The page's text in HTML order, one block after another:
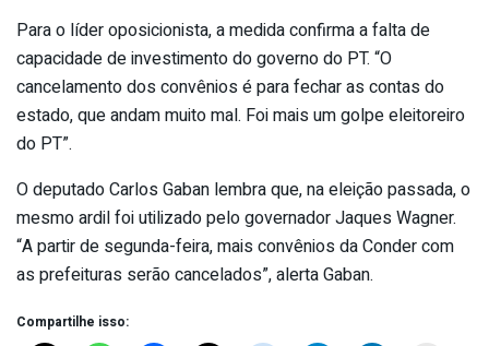
Para o líder oposicionista, a medida confirma a falta de
capacidade de investimento do governo do PT. “O
cancelamento dos convênios é para fechar as contas do
estado, que andam muito mal. Foi mais um golpe eleitoreiro
do PT”.
O deputado Carlos Gaban lembra que, na eleição passada, o
mesmo ardil foi utilizado pelo governador Jaques Wagner.
“A partir de segunda-feira, mais convênios da Conder com
as prefeituras serão cancelados”, alerta Gaban.
Compartilhe isso: